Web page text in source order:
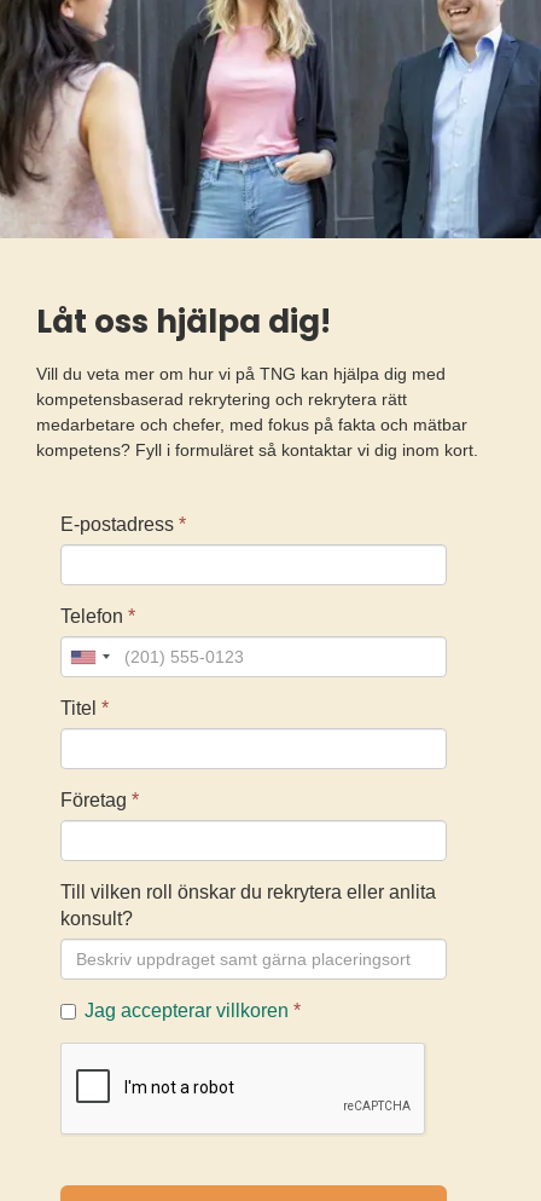
Låt oss hjälpa dig!
Vill du veta mer om hur vi på TNG kan hjälpa dig med
kompetensbaserad rekrytering och rekrytera rätt
medarbetare och chefer, med fokus på fakta och mätbar
kompetens? Fyll i formuläret så kontaktar vi dig inom kort.